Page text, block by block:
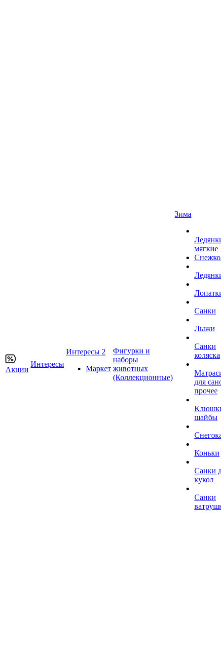
Акции
Интересы
Интересы 2
Маркет
Фигурки и
наборы
животных
(Коллекционные)
Зима
мягкие
Санки
Лыжи
Санки
коляска
для
прочее
шайбы
Коньки
Санки
кукол
Санки